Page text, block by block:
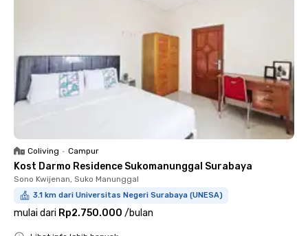
Coliving • Campur
Kost Darmo Residence Sukomanunggal Surabaya
Sono Kwijenan, Suko Manunggal
3.1 km dari Universitas Negeri Surabaya (UNESA)
mulai dari Rp2.750.000 /bulan